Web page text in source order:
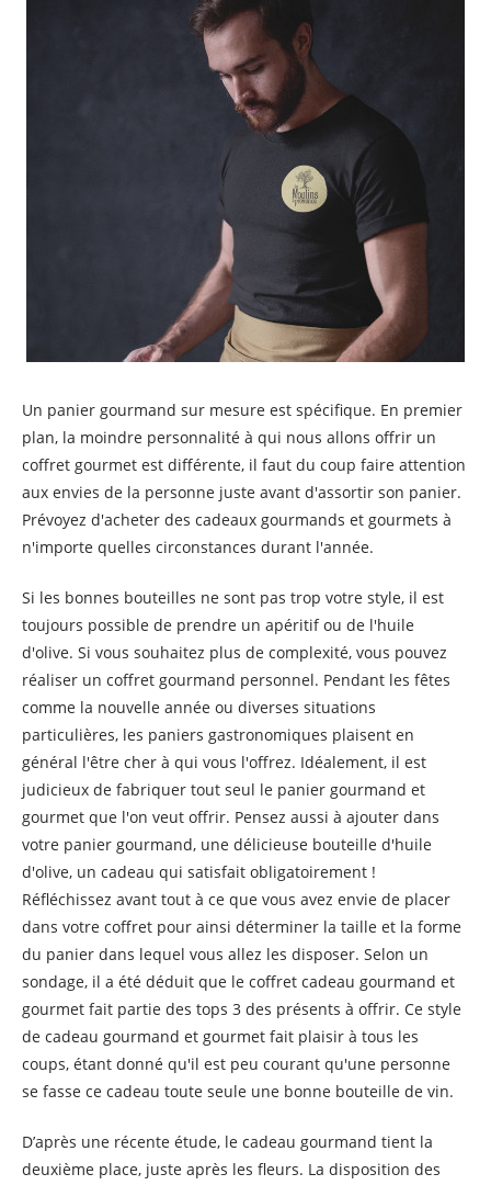
Un panier gourmand sur mesure est spécifique. En premier
plan, la moindre personnalité à qui nous allons offrir un
coffret gourmet est différente, il faut du coup faire attention
aux envies de la personne juste avant d'assortir son panier.
Prévoyez d'acheter des cadeaux gourmands et gourmets à
n'importe quelles circonstances durant l'année.
Si les bonnes bouteilles ne sont pas trop votre style, il est
toujours possible de prendre un apéritif ou de l'huile
d'olive. Si vous souhaitez plus de complexité, vous pouvez
réaliser un coffret gourmand personnel. Pendant les fêtes
comme la nouvelle année ou diverses situations
particulières, les paniers gastronomiques plaisent en
général l'être cher à qui vous l'offrez. Idéalement, il est
judicieux de fabriquer tout seul le panier gourmand et
gourmet que l'on veut offrir. Pensez aussi à ajouter dans
votre panier gourmand, une délicieuse bouteille d'huile
d'olive, un cadeau qui satisfait obligatoirement !
Réfléchissez avant tout à ce que vous avez envie de placer
dans votre coffret pour ainsi déterminer la taille et la forme
du panier dans lequel vous allez les disposer. Selon un
sondage, il a été déduit que le coffret cadeau gourmand et
gourmet fait partie des tops 3 des présents à offrir. Ce style
de cadeau gourmand et gourmet fait plaisir à tous les
coups, étant donné qu'il est peu courant qu'une personne
se fasse ce cadeau toute seule une bonne bouteille de vin.
D’après une récente étude, le cadeau gourmand tient la
deuxième place, juste après les fleurs. La disposition des